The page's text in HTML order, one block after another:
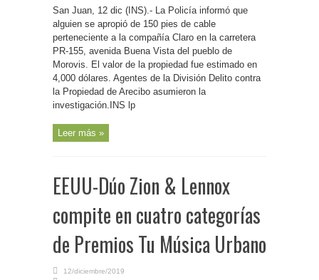
San Juan, 12 dic (INS).- La Policía informó que
alguien se apropió de 150 pies de cable
perteneciente a la compañía Claro en la carretera
PR-155, avenida Buena Vista del pueblo de
Morovis. El valor de la propiedad fue estimado en
4,000 dólares. Agentes de la División Delito contra
la Propiedad de Arecibo asumieron la
investigación.INS lp
Leer más »
EEUU-Dúo Zion & Lennox
compite en cuatro categorías
de Premios Tu Música Urbano
12/diciembre/2019